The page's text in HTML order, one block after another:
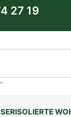
27 19
ISOLIERTE